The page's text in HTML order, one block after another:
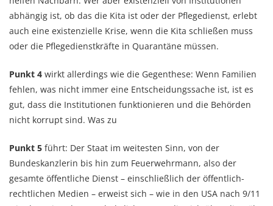
abhängig ist, ob das die Kita ist oder der Pflegedienst, erlebt
auch eine existenzielle Krise, wenn die Kita schließen muss
oder die Pflegedienstkräfte in Quarantäne müssen.
Punkt 4 wirkt allerdings wie die Gegenthese: Wenn Familien
fehlen, was nicht immer eine Entscheidungssache ist, ist es
gut, dass die Institutionen funktionieren und die Behörden
nicht korrupt sind. Was zu
Punkt 5 führt: Der Staat im weitesten Sinn, von der
Bundeskanzlerin bis hin zum Feuerwehrmann, also der
gesamte öffentliche Dienst – einschließlich der öffentlich-
rechtlichen Medien – erweist sich – wie in den USA nach 9/11